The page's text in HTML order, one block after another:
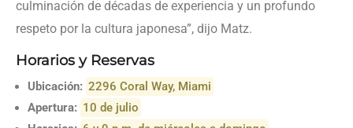
culminación de décadas de experiencia y un profundo
respeto por la cultura japonesa”, dijo Matz.
Horarios y Reservas
Ubicación: 2296 Coral Way, Miami
Apertura: 10 de julio